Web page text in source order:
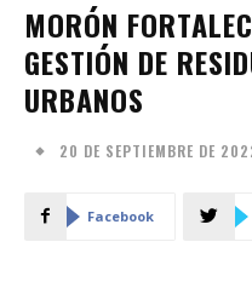
MORÓN
GESTIÓN DE
URBANOS
20 DE SEPTIEMBRE DE
Facebook